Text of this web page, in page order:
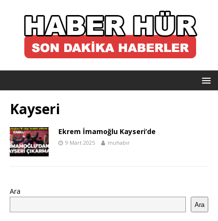
Kayseri
Ekrem İmamoğlu Kayseri’de
9 Mart 2025 muhabir
Ara
Ara